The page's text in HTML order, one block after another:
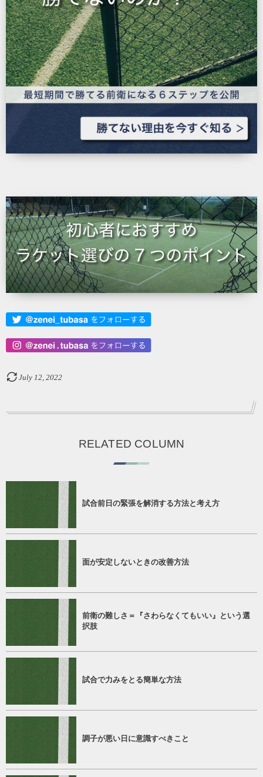
July 12, 2022
RELATED COLUMN
試合前日の緊張を解消する方法と考え方
面が安定しないときの改善方法
前衛の難しさ＝『さわらなくてもいい』という選
択肢
試合で力みをとる簡単な方法
調子が悪い日に意識すべきこと